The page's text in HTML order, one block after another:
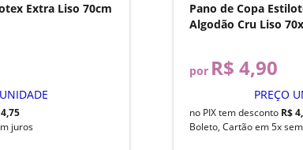
Extra Liso 70cm
juros
Pano de Copa
Algodão Cru Liso
por R$ 4,90
PREÇO
no PIX tem desconto R$
Boleto, Cartão em 5x